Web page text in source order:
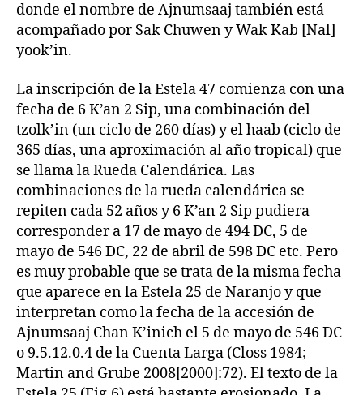
donde el nombre de Ajnumsaaj también está
acompañado por Sak Chuwen y Wak Kab [Nal]
yook’in.
La inscripción de la Estela 47 comienza con una
fecha de 6 K’an 2 Sip, una combinación del
tzolk’in (un ciclo de 260 días) y el haab (ciclo de
365 días, una aproximación al año tropical) que
se llama la Rueda Calendárica. Las
combinaciones de la rueda calendárica se
repiten cada 52 años y 6 K’an 2 Sip pudiera
corresponder a 17 de mayo de 494 DC, 5 de
mayo de 546 DC, 22 de abril de 598 DC etc. Pero
es muy probable que se trata de la misma fecha
que aparece en la Estela 25 de Naranjo y que
interpretan como la fecha de la accesión de
Ajnumsaaj Chan K’inich el 5 de mayo de 546 DC
o 9.5.12.0.4 de la Cuenta Larga (Closs 1984;
Martin and Grube 2008[2000]:72). El texto de la